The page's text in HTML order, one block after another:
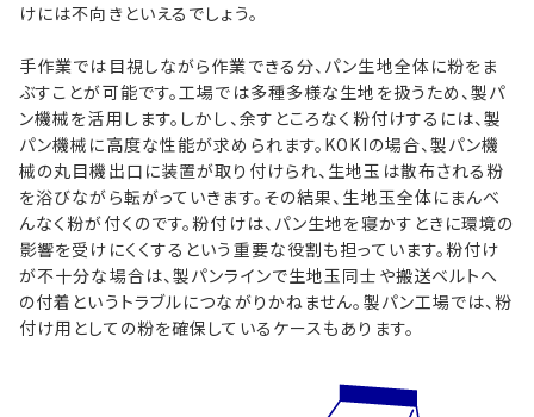
けには不向きといえるでしょう。
手作業では目視しながら作業できる分、パン生地全体に粉をま
ぶすことが可能です。工場では多種多様な生地を扱うため、製パ
ン機械を活用します。しかし、余すところなく粉付けするには、製
パン機械に高度な性能が求められます。KOKIの場合、製パン機
械の丸目機出口に装置が取り付けられ、生地玉は散布される粉
を浴びながら転がっていきます。その結果、生地玉全体にまんべ
んなく粉が付くのです。粉付けは、パン生地を寝かすときに環境の
影響を受けにくくするという重要な役割も担っています。粉付け
が不十分な場合は、製パンラインで生地玉同士や搬送ベルトへ
の付着というトラブルにつながりかねません。製パン工場では、粉
付け用としての粉を確保しているケースもあります。